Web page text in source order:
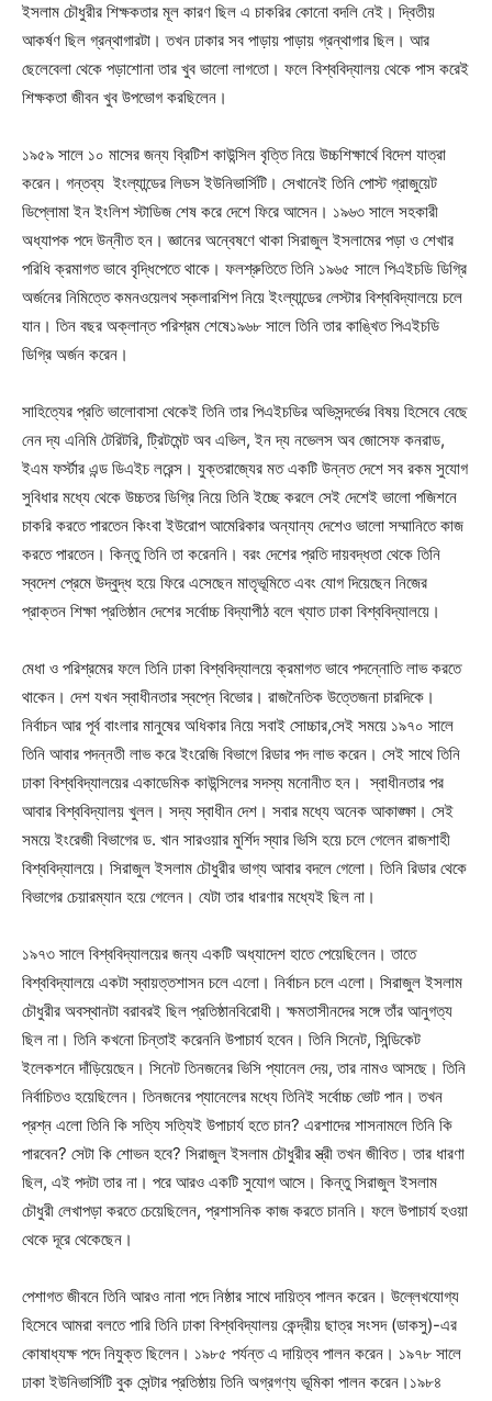
ইসলাম চৌধুরীর শিক্ষকতার মূল কারণ ছিল এ চাকরির কোনো বদলি নেই। দ্বিতীয়
আকর্ষণ ছিল গ্রন্থাগারটা। তখন ঢাকার সব পাড়ায় পাড়ায় গ্রন্থাগার ছিল। আর
ছেলেবেলা থেকে পড়াশোনা তার খুব ভালো লাগতো। ফলে বিশ্ববিদ্যালয় থেকে পাস করেই
শিক্ষকতা জীবন খুব উপভোগ করছিলেন।
১৯৫৯ সালে ১০ মাসের জন্য ব্রিটিশ কাউন্সিল বৃত্তি নিয়ে উচ্চশিক্ষার্থে বিদেশ যাত্রা
করেন। গন্তব্য ইংল্যান্ডের লিডস ইউনিভার্সিটি। সেখানেই তিনি পোস্ট গ্রাজুয়েট
ডিপ্লোমা ইন ইংলিশ স্টাডিজ শেষ করে দেশে ফিরে আসেন। ১৯৬৩ সালে সহকারী
অধ্যাপক পদে উন্নীত হন। জ্ঞানের অন্বেষণে থাকা সিরাজুল ইসলামের পড়া ও শেখার
পরিধি ক্রমাগত ভাবে বৃদ্ধিপেতে থাকে। ফলশ্রুতিতে তিনি ১৯৬৫ সালে পিএইচডি ডিগ্রি
অর্জনের নিমিত্তে কমনওয়েলথ স্কলারশিপ নিয়ে ইংল্যান্ডের লেস্টার বিশ্ববিদ্যালয়ে চলে
যান। তিন বছর অক্লান্ত পরিশ্রম শেষে১৯৬৮ সালে তিনি তার কাঙ্খিত পিএইচডি
ডিগ্রি অর্জন করেন।
সাহিত্যের প্রতি ভালোবাসা থেকেই তিনি তার পিএইচডির অভিসন্দর্ভের বিষয় হিসেবে বেছে
নেন দ্য এনিমি টেরিটরি, ট্রিটমেন্ট অব এভিল, ইন দ্য নভেলস অব জোসেফ কনরাড,
ইএম ফর্স্টার এন্ড ডিএইচ লরেন্স। যুক্তরাজ্যের মত একটি উন্নত দেশে সব রকম সুযোগ
সুবিধার মধ্যে থেকে উচ্চতর ডিগ্রি নিয়ে তিনি ইচ্ছে করলে সেই দেশেই ভালো পজিশনে
চাকরি করতে পারতেন কিংবা ইউরোপ আমেরিকার অন্যান্য দেশেও ভালো সম্মানিতে কাজ
করতে পারতেন। কিন্তু তিনি তা করেননি। বরং দেশের প্রতি দায়বদ্ধতা থেকে তিনি
স্বদেশ প্রেমে উদ্বুদ্ধ হয়ে ফিরে এসেছেন মাতৃভূমিতে এবং যোগ দিয়েছেন নিজের
প্রাক্তন শিক্ষা প্রতিষ্ঠান দেশের সর্বোচ্চ বিদ্যাপীঠ বলে খ্যাত ঢাকা বিশ্ববিদ্যালয়ে।
মেধা ও পরিশ্রমের ফলে তিনি ঢাকা বিশ্ববিদ্যালয়ে ক্রমাগত ভাবে পদন্নোতি লাভ করতে
থাকেন। দেশ যখন স্বাধীনতার স্বপ্নে বিভোর। রাজনৈতিক উত্তেজনা চারদিকে।
নির্বাচন আর পূর্ব বাংলার মানুষের অধিকার নিয়ে সবাই সোচ্চার,সেই সময়ে ১৯৭০ সালে
তিনি আবার পদন্নতী লাভ করে ইংরেজি বিভাগে রিডার পদ লাভ করেন। সেই সাথে তিনি
ঢাকা বিশ্ববিদ্যালয়ের একাডেমিক কাউন্সিলের সদস্য মনোনীত হন। স্বাধীনতার পর
আবার বিশ্ববিদ্যালয় খুলল। সদ্য স্বাধীন দেশ। সবার মধ্যে অনেক আকাঙ্ক্ষা। সেই
সময়ে ইংরেজী বিভাগের ড. খান সারওয়ার মুর্শিদ স্যার ভিসি হয়ে চলে গেলেন রাজশাহী
বিশ্ববিদ্যালয়ে। সিরাজুল ইসলাম চৌধুরীর ভাগ্য আবার বদলে গেলো। তিনি রিডার থেকে
বিভাগের চেয়ারম্যান হয়ে গেলেন। যেটা তার ধারণার মধ্যেই ছিল না।
১৯৭৩ সালে বিশ্ববিদ্যালয়ের জন্য একটি অধ্যাদেশ হাতে পেয়েছিলেন। তাতে
বিশ্ববিদ্যালয়ে একটা স্বায়ত্তশাসন চলে এলো। নির্বাচন চলে এলো। সিরাজুল ইসলাম
চৌধুরীর অবস্থানটা বরাবরই ছিল প্রতিষ্ঠানবিরোধী। ক্ষমতাসীনদের সঙ্গে তাঁর আনুগত্য
ছিল না। তিনি কখনো চিন্তাই করেননি উপাচার্য হবেন। তিনি সিনেট, সিন্ডিকেট
ইলেকশনে দাঁড়িয়েছেন। সিনেট তিনজনের ভিসি প্যানেল দেয়, তার নামও আসছে। তিনি
নির্বাচিতও হয়েছিলেন। তিনজনের প্যানেলের মধ্যে তিনিই সর্বোচ্চ ভোট পান। তখন
প্রশ্ন এলো তিনি কি সত্যি সত্যিই উপাচার্য হতে চান? এরশাদের শাসনামলে তিনি কি
পারবেন? সেটা কি শোভন হবে? সিরাজুল ইসলাম চৌধুরীর স্ত্রী তখন জীবিত। তার ধারণা
ছিল, এই পদটা তার না। পরে আরও একটি সুযোগ আসে। কিন্তু সিরাজুল ইসলাম
চৌধুরী লেখাপড়া করতে চেয়েছিলেন, প্রশাসনিক কাজ করতে চাননি। ফলে উপাচার্য হওয়া
থেকে দূরে থেকেছেন।
পেশাগত জীবনে তিনি আরও নানা পদে নিষ্ঠার সাথে দায়িত্ব পালন করেন। উল্লেখযোগ্য
হিসেবে আমরা বলতে পারি তিনি ঢাকা বিশ্ববিদ্যালয় কেন্দ্রীয় ছাত্র সংসদ (ডাকসু)-এর
কোষাধ্যক্ষ পদে নিযুক্ত ছিলেন। ১৯৮৫ পর্যন্ত এ দায়িত্ব পালন করেন। ১৯৭৮ সালে
ঢাকা ইউনিভার্সিটি বুক সেন্টার প্রতিষ্ঠায় তিনি অগ্রগণ্য ভূমিকা পালন করেন।১৯৮৪